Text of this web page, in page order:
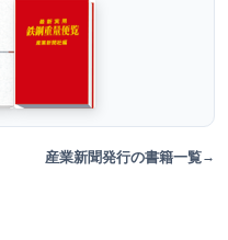
産業新聞発行の書籍一覧